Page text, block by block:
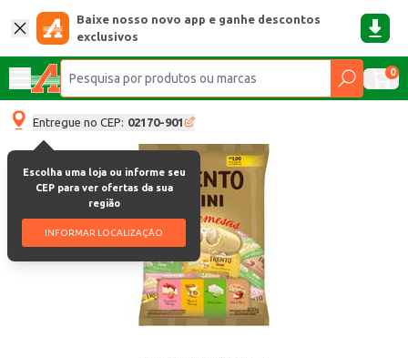
Baixe nosso novo app e ganhe descontos
exclusivos
0
Entregue no CEP: 02170-901
Escolha uma loja ou informe seu
CEP para ver ofertas da sua
região
INFORMAR LOCALIZAÇÃO